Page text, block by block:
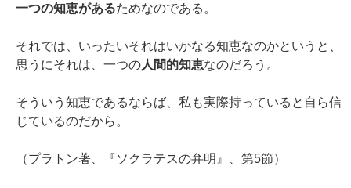
一つの知恵があるためなのである。
それでは、いったいそれはいかなる知恵なのかというと、
思うにそれは、一つの人間的知恵なのだろう。
そういう知恵であるならば、私も実際持っていると自ら信
じているのだから。
（プラトン著、『ソクラテスの弁明』、第5節）